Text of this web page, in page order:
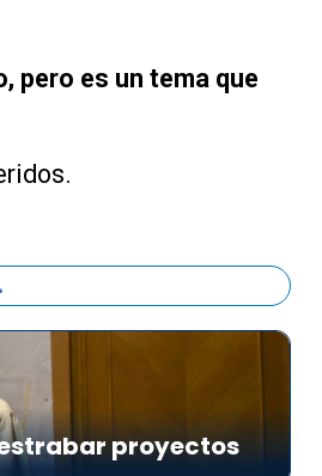
pero es un tema que
proyectos